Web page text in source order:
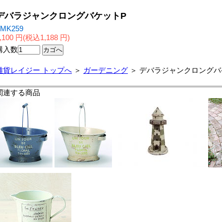
バラジャンクロングバケットP
円(税込1,188 円)
入数
貨レイジー トップへ ＞ ガーデニング ＞ デバラジャンクロング
連する商品